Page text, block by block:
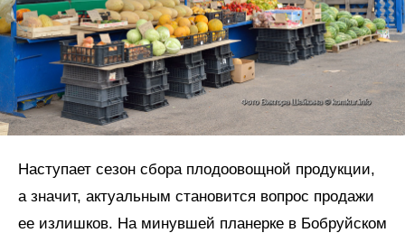
Наступает сезон сбора плодоовощной продукции,
а значит, актуальным становится вопрос продажи
ее излишков. На минувшей планерке в Бобруйском